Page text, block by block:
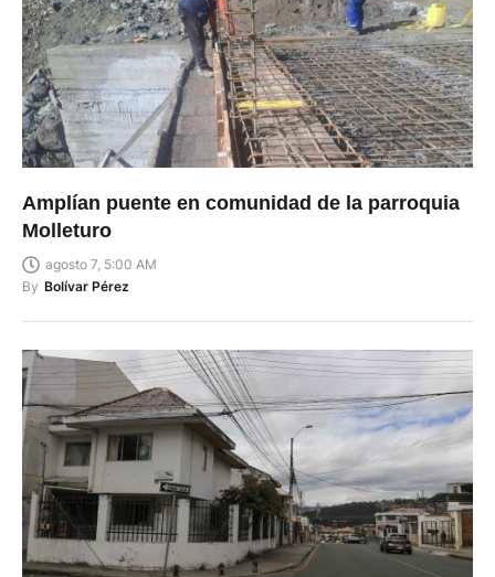
Amplían puente en comunidad de la parroquia
Molleturo
agosto 7, 5:00 AM
By Bolívar Pérez